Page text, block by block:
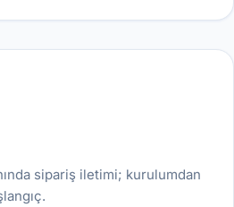
sipariş iletimi; kurulumdan